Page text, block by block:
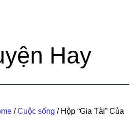
Hay
/ Cuộc sống /Hộp “Gia Tài” Của